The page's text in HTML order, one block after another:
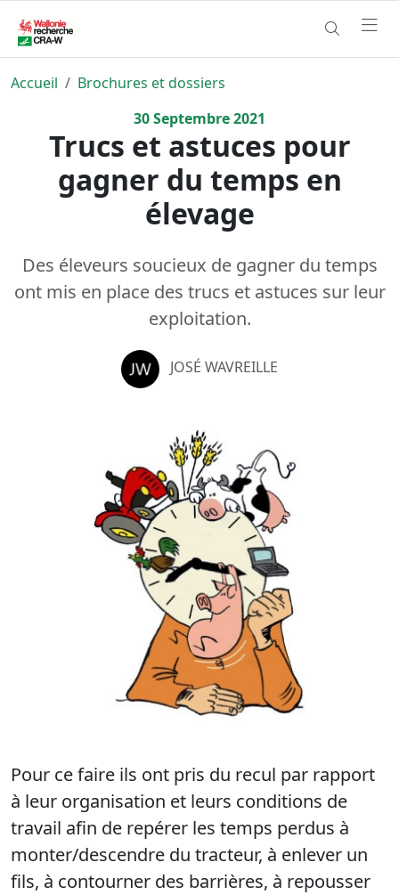
Accueil
Brochures et dossiers
30Septembre2021
Trucs et astuces pour
gagner du temps en
élevage
Des éleveurs soucieux de gagner du temps
ont mis en place des trucs et astuces sur leur
exploitation.
JOSÉ WAVREILLE
Pour ce faire ils ont pris du recul par rapport
à leur organisation et leurs conditions de
travail afin de repérer les temps perdus à
monter/descendre du tracteur, à enlever un
fils, à contourner des barrières, à repousser